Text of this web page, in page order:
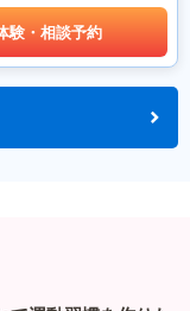
験・相談予約